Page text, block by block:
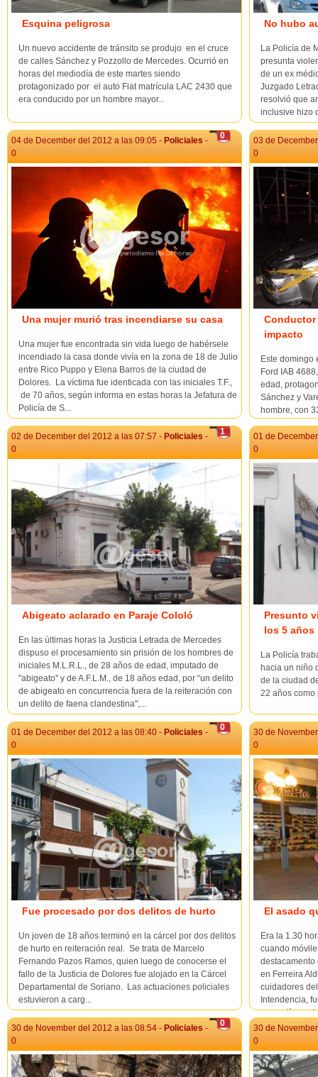
Esquina peligrosa
Un nuevo accidente de tránsito se produjo en el cruce
de calles Sánchez y Pozzollo de Mercedes. Ocurrió en
horas del mediodía de este martes siendo
protagonizado por el auto Fiat matrícula LAC 2430 que
era conducido por un hombre mayor...
No hubo
La Policía de
presunta
de un ex
Juzgado
resolvió que
inclusive hizo
0
04 de December del 2012 a las 09:05 - Policiales -
0
Una mujer murió tras incendiarse su casa
Una mujer fue encontrada sin vida luego de habérsele
incendiado la casa donde vivía en la zona de 18 de Julio
entre Rico Puppo y Elena Barros de la ciudad de
Dolores. La víctima fue identicada con las iniciales T.F.,
de 70 años, según informa en estas horas la Jefatura de
Policía de S...
03 de
0
impacto
Este domingo
Ford IAB
edad,
Sánchez y
hombre, con
1
02 de December del 2012 a las 07:57 - Policiales -
0
Abigeato aclarado en Paraje Cololó
En las últimas horas la Justicia Letrada de Mercedes
dispuso el procesamiento sin prisión de los hombres de
iniciales M.L.R.L., de 28 años de edad, imputado de
"abigeato" y de A.F.L.M., de 18 años edad, por “un delito
de abigeato en concurrencia fuera de la reiteración con
un delito de faena clandestina",...
01 de
0
Presunto
los 5 años
La Policía
hacia un niño
de la ciudad
22 años como
0
01 de December del 2012 a las 08:40 - Policiales -
0
Fue procesado por dos delitos de hurto
Un joven de 18 años terminó en la cárcel por dos delitos
de hurto en reiteración real. Se trata de Marcelo
Fernando Pazos Ramos, quien luego de conocerse el
fallo de la Justicia de Dolores fue alojado en la Cárcel
Departamental de Soriano. Las actuaciones policiales
estuvieron a carg...
30 de
0
El asado
Era la 1.30
cuando
destacamento
en Ferreira
cuidadores
Intendencia,
que salía por
0
30 de November del 2012 a las 08:54 - Policiales -
0
30 de
0